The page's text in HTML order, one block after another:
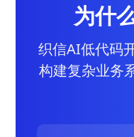
为什
织信AI低代码
构建复杂业务